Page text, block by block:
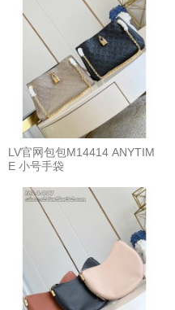
LV官网包包M14414 ANYTIM
E 小号手袋